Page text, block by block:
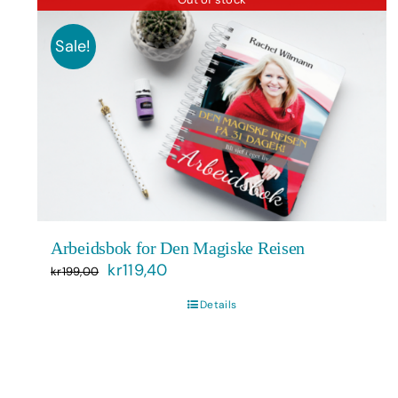
Sale!
Arbeidsbok for Den Magiske Reisen
kr199,00
Opprinnelig
kr119,40Nåværende
pris Details